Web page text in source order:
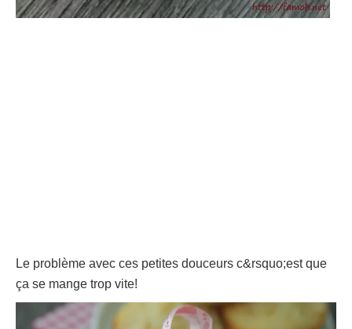
Le problème avec ces petites douceurs c&rsquo;est que
ça se mange trop vite!